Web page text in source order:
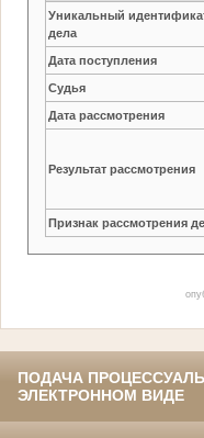
Уникальный
дела
Дата поступления
Судья
Дата рассмотрения
Результат рассмотрения
Признак рассмотрения
ПОДАЧА
ЭЛЕКТРОННОМ ВИДЕ